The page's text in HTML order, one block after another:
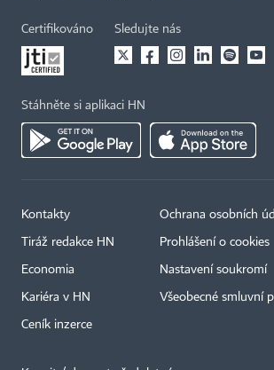
Certifikováno Sledujte nás
Stáhněte si aplikaci HN
Kontakty
Tiráž redakce HN
Economia
Kariéra v HN
Ceník inzerce
Ochrana osobních
Prohlášení o cookies
Nastavení soukromí
Všeobecné smluvní